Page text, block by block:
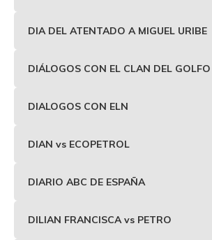
DIA DEL ATENTADO A MIGUEL URIBE
DIÁLOGOS CON EL CLAN DEL GOLFO
DIALOGOS CON ELN
DIAN vs ECOPETROL
DIARIO ABC DE ESPAÑA
DILIAN FRANCISCA vs PETRO